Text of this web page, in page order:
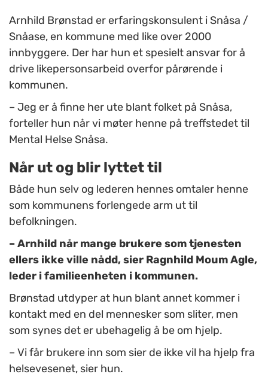
Arnhild Brønstad er erfaringskonsulent i Snåsa /
Snåase, en kommune med like over 2000
innbyggere. Der har hun et spesielt ansvar for å
drive likepersonsarbeid overfor pårørende i
kommunen.
– Jeg er å finne her ute blant folket på Snåsa,
forteller hun når vi møter henne på treffstedet til
Mental Helse Snåsa.
Når ut og blir lyttet til
Både hun selv og lederen hennes omtaler henne
som kommunens forlengede arm ut til
befolkningen.
– Arnhild når mange brukere som tjenesten
ellers ikke ville nådd, sier Ragnhild Moum Agle,
leder i familieenheten i kommunen.
Brønstad utdyper at hun blant annet kommer i
kontakt med en del mennesker som sliter, men
som synes det er ubehagelig å be om hjelp.
– Vi får brukere inn som sier de ikke vil ha hjelp fra
helsevesenet, sier hun.